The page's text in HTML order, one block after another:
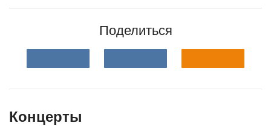
Поделиться
Концерты